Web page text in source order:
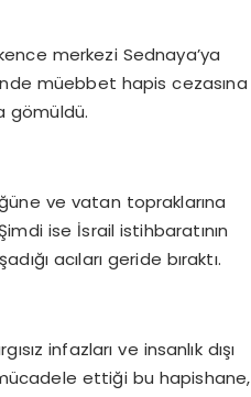
merkezi Sednaya’ya
müebbet hapis cezasına
gömüldü.
ve vatan topraklarına
ise İsrail istihbaratının
acıları geride bıraktı.
infazları ve insanlık dışı
ettiği bu hapishane,